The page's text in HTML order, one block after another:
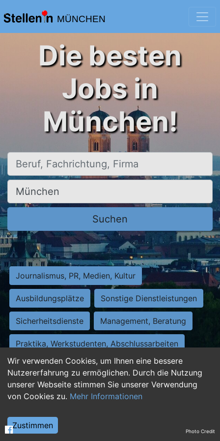
MÜNCHEN
Wir verwenden Cookies, um Ihnen eine bessere
Nutzererfahrung zu ermöglichen. Durch die Nutzung
unserer Webseite stimmen Sie unserer Verwendung
von Cookies zu. Mehr Informationen
Zustimmen
Die besten
Jobs in
München!
Beruf, Fachrichtung, Firma
Ort, Stadt
Suchen
Journalismus, PR, Medien, Kultur
Ausbildungsplätze Sonstige Dienstleistungen
Sicherheitsdienste Management, Beratung
Praktika, Werkstudenten, Abschlussarbeiten
Personalwesen Assistenz, Sekretariat
Hilfskräfte, Aushilfs- und Nebenjobs
Weiterbildung, Studium, duale Ausbildung Photo Credit